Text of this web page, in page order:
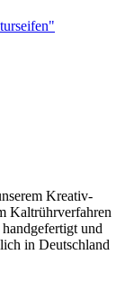
Kreativ-
Kaltrührverfahren
und
in Deutschland